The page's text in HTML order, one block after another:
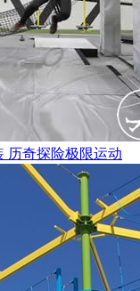
历奇探险极限运动